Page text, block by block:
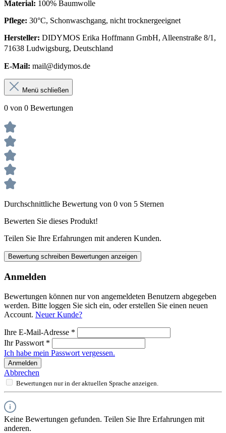
Material: 100% Baumwolle
Pflege: 30°C, Schonwaschgang, nicht trocknergeeignet
Hersteller: DIDYMOS Erika Hoffmann GmbH, Alleenstraße 8/1,
71638 Ludwigsburg, Deutschland
E-Mail: mail@didymos.de
Menü schließen
0 von 0 Bewertungen
Durchschnittliche Bewertung von 0 von 5 Sternen
Bewerten Sie dieses Produkt!
Teilen Sie Ihre Erfahrungen mit anderen Kunden.
Bewertung schreiben Bewertungen anzeigen
Anmelden
Bewertungen können nur von angemeldeten Benutzern abgegeben
werden. Bitte loggen Sie sich ein, oder erstellen Sie einen neuen
Account. Neuer Kunde?
Ihre E-Mail-Adresse *
Ihr Passwort *
Ich habe mein Passwort vergessen.
Anmelden
Abbrechen
Bewertungen nur in der aktuellen Sprache anzeigen.
Keine Bewertungen gefunden. Teilen Sie Ihre Erfahrungen mit
anderen.